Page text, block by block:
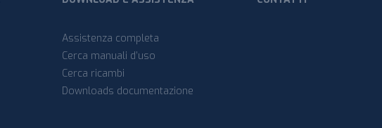
Assistenza completa
Cerca manuali d’uso
Cerca ricambi
Downloads documentazione